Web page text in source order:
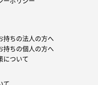
持ちの法人の方へ
持ちの個人の方へ
について